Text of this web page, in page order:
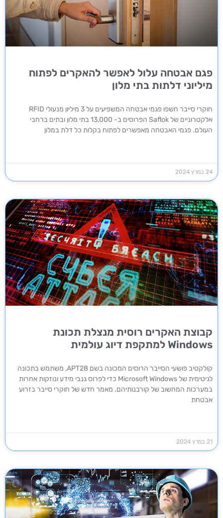
פגם אבטחה עלול לאפשר להאקרים לפתוח
מיליוני דלתות בתי מלון
חוקרי סייבר חשפו פגמי אבטחה המשפיעים על 3 מיליון מנעולי RFID
אלקטרוניים של Saflok הפרוסים ב- 13,000 בתי מלון ובתים ברחבי
העולם. פגמי האבטחה מאפשרים לפתוח בקלות כל דלת במלון
24 במרץ 2024
קבוצת האקרים רוסית מנצלת תכונת
Windows למתקפת דיוג עולמית
קולקטיב פושעי הסייבר הרוסים המכונה בשם APT28, משתמש בתכונה
לגיטימית של Microsoft Windows כדי לפרוס גנבי מידע ונוזקות אחרות
במערכות המחשוב של קורבנותיהם. מאמר חדש של חוקרי סייבר בזרוע
אבטחת
21 במרץ 2024